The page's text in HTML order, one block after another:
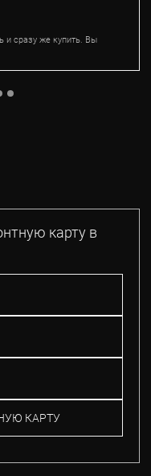
и сразу же купить. Вы
карту в
КАРТУ